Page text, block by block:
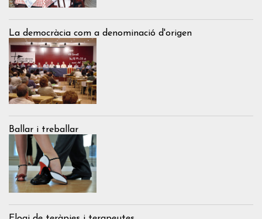
La democràcia com a denominació d'origen
Ballar i treballar